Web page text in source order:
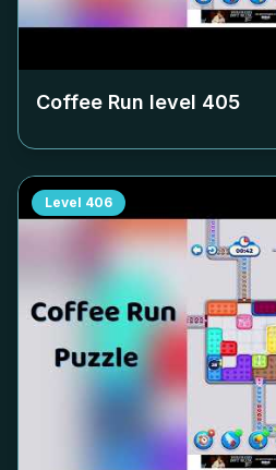
Coffee Run level 405
Level 406